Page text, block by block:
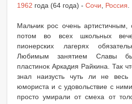
1962 года (64 года) - Сочи Россия
Мальчик рос очень артистичным,
потом во всех школьных
пионерских лагерях
Любимым занятием Славы
пластинок Аркадия Райкина. Так
знал наизусть чуть ли не весь
юмориста и с удовольствие с
просто умирали от смеха от